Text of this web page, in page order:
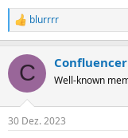
R
e
k
i
e
blurrrr
C Confluencer
Well-known
30 Dez. 2023